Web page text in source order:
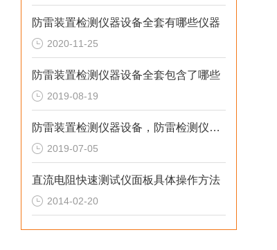
防雷装置检测仪器设备全套有哪些仪器
2020-11-25
防雷装置检测仪器设备全套包含了哪些
2019-08-19
防雷装置检测仪器设备，防雷检测仪器设备
2019-07-05
直流电阻快速测试仪面板具体操作方法
2014-02-20